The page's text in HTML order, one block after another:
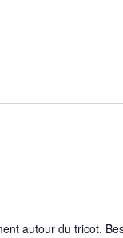
autour du tricot.